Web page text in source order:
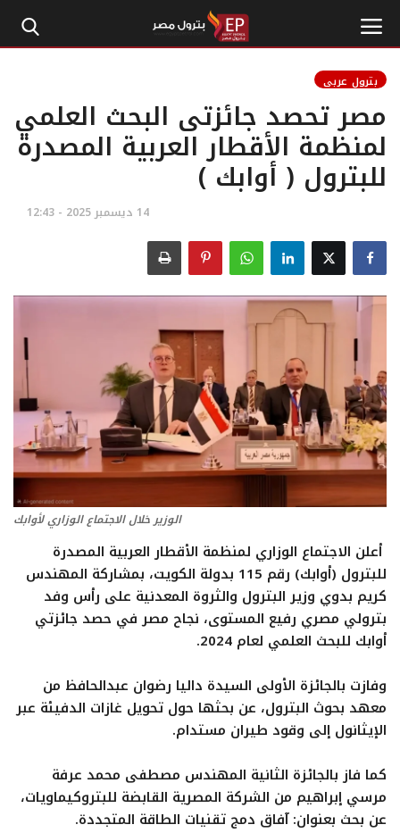
الرئيسية
إتصل بنا
أخبار مصر
اقتصاد وأموال
غاز
تعدين
اتصالات وتكنولوجيا
شركات
فيديو وتوك شو
تقارير
مقالات
مجتمع البترول
دليل شركات البترول المصرية
ايجبس
بترول عربي
مصر تحصد جائزتى البحث العلمي
لمنظمة الأقطار العربية المصدرة
للبترول ( أوابك )
14 ديسمبر 2025 - 12:43
الوزير خلال الاجتماع الوزاري لأوابك
أعلن الاجتماع الوزاري لمنظمة الأقطار العربية المصدرة
للبترول (أوابك) رقم 115 بدولة الكويت، بمشاركة المهندس
كريم بدوي وزير البترول والثروة المعدنية على رأس وفد
بترولي مصري رفيع المستوى، نجاح مصر في حصد جائزتي
أوابك للبحث العلمي لعام 2024.
وفازت بالجائزة الأولى السيدة داليا رضوان عبدالحافظ من
معهد بحوث البترول، عن بحثها حول تحويل غازات الدفيئة عبر
الإيثانول إلى وقود طيران مستدام.
كما فاز بالجائزة الثانية المهندس مصطفى محمد عرفة
مرسي إبراهيم من الشركة المصرية القابضة للبتروكيماويات،
عن بحث بعنوان: آفاق دمج تقنيات الطاقة المتجددة.